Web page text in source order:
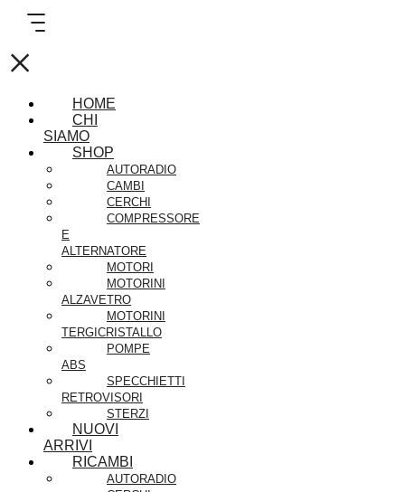
×
HOME
CHI
SIAMO
SHOP
AUTORADIO
CAMBI
CERCHI
COMPRESSORE
E
ALTERNATORE
MOTORI
MOTORINI
ALZAVETRO
MOTORINI
TERGICRISTALLO
POMPE
ABS
SPECCHIETTI
RETROVISORI
STERZI
NUOVI
ARRIVI
RICAMBI
AUTORADIO